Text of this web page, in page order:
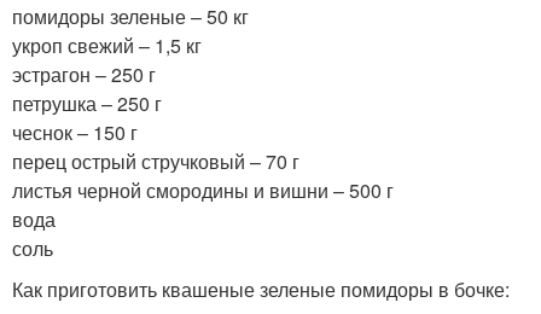
помидоры зеленые – 50 кг
укроп свежий – 1,5 кг
эстрагон – 250 г
петрушка – 250 г
чеснок – 150 г
перец острый стручковый – 70 г
листья черной смородины и вишни – 500 г
вода
соль
Как приготовить квашеные зеленые помидоры в бочке: